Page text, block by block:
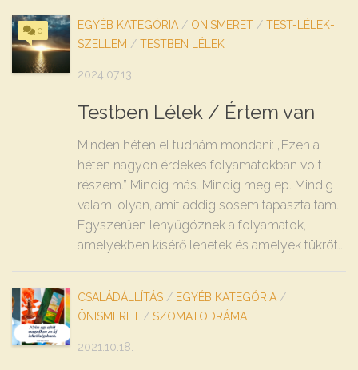
0 EGYÉB KATEGÓRIA / ÖNISMERET / TEST-LÉLEK-
SZELLEM / TESTBEN LÉLEK
2024.07.13.
Testben Lélek / Értem van
Minden héten el tudnám mondani: „Ezen a
héten nagyon érdekes folyamatokban volt
részem.” Mindig más. Mindig meglep. Mindig
valami olyan, amit addig sosem tapasztaltam.
Egyszerűen lenyűgöznek a folyamatok,
amelyekben kísérő lehetek és amelyek tükröt...
CSALÁDÁLLÍTÁS / EGYÉB KATEGÓRIA /
ÖNISMERET / SZOMATODRÁMA
2021.10.18.